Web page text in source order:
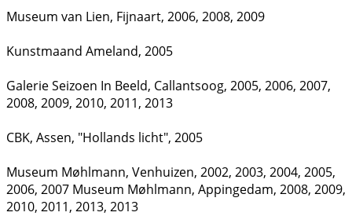
Museum van Lien, Fijnaart, 2006, 2008, 2009
Kunstmaand Ameland, 2005
Galerie Seizoen In Beeld, Callantsoog, 2005, 2006, 2007,
2008, 2009, 2010, 2011, 2013
CBK, Assen, "Hollands licht", 2005
Museum Møhlmann, Venhuizen, 2002, 2003, 2004, 2005,
2006, 2007 Museum Møhlmann, Appingedam, 2008, 2009,
2010, 2011, 2013, 2013